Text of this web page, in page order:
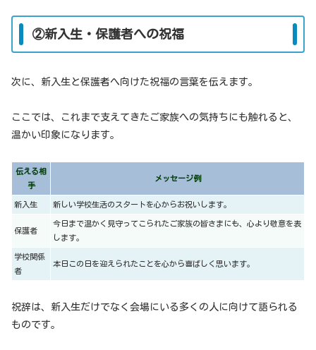
②新入生・保護者への祝福
次に、新入生と保護者へ向けた祝福の言葉を伝えます。
ここでは、これまで支えてきたご家族への気持ちにも触れると、
温かい印象になります。
伝える相
手
メッセージ例
新入生 新しい学校生活のスタートを心からお祝いします。
保護者
今日まで温かく見守ってこられたご家族の皆さまにも、心より敬意を表
します。
学校関係
者
本日この日を迎えられたことを心から喜ばしく思います。
祝辞は、新入生だけでなく会場にいる多くの人に向けて語られる
ものです。